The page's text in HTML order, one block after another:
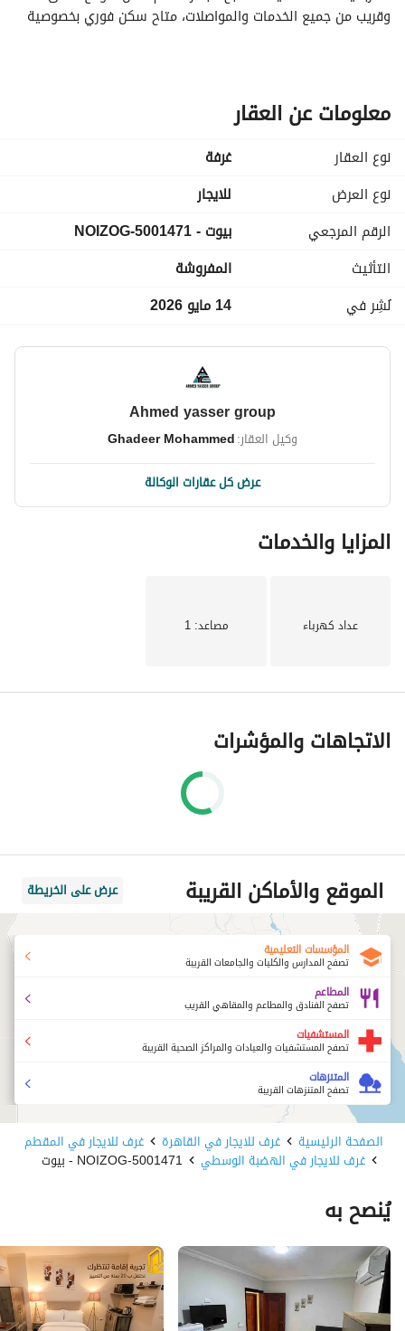
معلومات عن العقار
نوع العقار
غرفة
نوع العرض
للايجار
الرقم المرجعي
بيوت - 5001471-NOIZOG
التأثيث
المفروشة
نُشِر في
14 مايو 2026
Ahmed yasser group
وكيل العقار:Ghadeer Mohammed
عرض كل عقارات الوكالة
المزايا والخدمات
عداد كهرباء مصاعد: 1
الاتجاهات والمؤشرات
الموقع والأماكن القريبة عرض على الخريطة
المؤسسات التعليمية
تصفح المدارس والكليات والجامعات القريبة
المطاعم
تصفح الفنادق والمطاعم والمقاهي القريب
المستشفيات
تصفح المستشفيات والعيادات والمراكز الصحية القريبة
المتنزهات
تصفح المتنزهات القريبة
الصفحة الرئيسية غرف للايجار في القاهرة غرف للايجار في المقطم
غرف للايجار في الهضبة الوسطي 5001471-NOIZOG - بيوت
يُنصح به